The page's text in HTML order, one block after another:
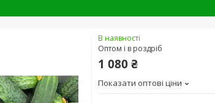
В наявності
Оптом і в роздріб
1 080 ₴
Показати оптові ціни